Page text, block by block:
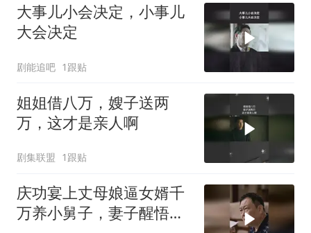
大事儿小会决定，小事儿
大会决定
剧能追吧 1跟贴
姐姐借八万，嫂子送两
万，这才是亲人啊
剧集联盟 1跟贴
庆功宴上丈母娘逼女婿千
万养小舅子，妻子醒悟后